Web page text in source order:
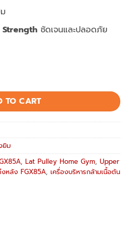
ชัดเจนและปลอดภัย
เครื่องดึงหลังและสายเคเบิลระดั
TO CART
ยิม
, Lat Pulley Home Gym, Upper
หลัง FGX85A, เครื่องบริหารกล้ามเนื้อต้น